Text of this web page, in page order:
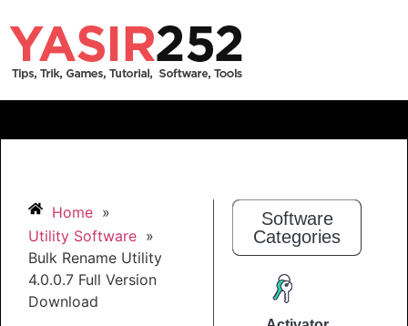
Home »
Utility Software »
Bulk Rename Utility
4.0.0.7 Full Version
Download
Software
Categories